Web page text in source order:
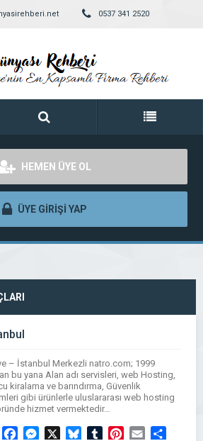
0537 341 2520
HEMEN ÜYE OL
ÜYE GİRİŞİ YAP
– İstanbul Merkezli natro.com; 1999
bu yana Alan adı servisleri, web Hosting,
kiralama ve barındırma, Güvenlik
gibi ürünlerle uluslararası web hosting
hizmet vermektedir…
WhatsAppFacebookMessengerBlueskyTumblrPinterest
Email